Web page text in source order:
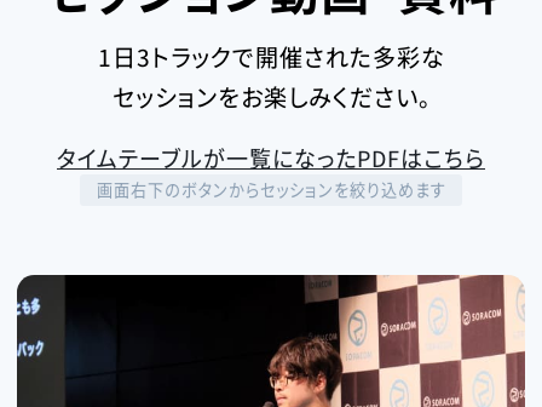
1日3トラックで開催された多彩な
セッションをお楽しみください。
タイムテーブルが一覧になったPDFはこちら
画面右下のボタンからセッションを絞り込めます